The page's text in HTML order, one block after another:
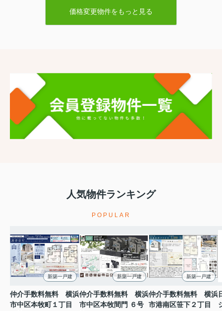
価格変更物件をもっと見る
人気物件ランキング
POPULAR
新築一戸建
仲介手数料無料 横浜
市中区本牧町１丁目
新築一戸建
仲介手数料無料 横浜
市中区本牧間門 ６号
新築一戸建
仲介手数料無料 横浜
市港南区笹下２丁目